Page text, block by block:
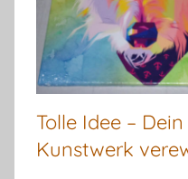
Tolle Idee –
Kunstwerk